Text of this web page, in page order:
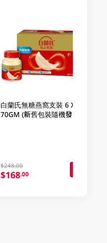
白蘭氏無糖燕窩支裝 6 X
70GM (新舊包裝隨機發放)
$248.00
$168.00